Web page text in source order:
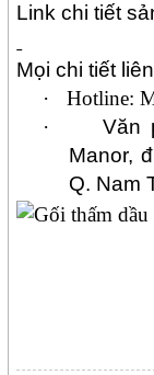
Link chi tiết
Mọi chi tiết
·
Hotline:
·
Văn
Manor,
Q. Nam